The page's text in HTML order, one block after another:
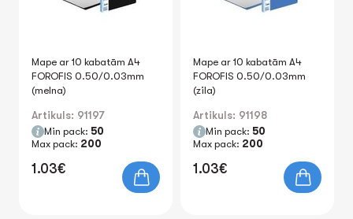
Mape ar 10 kabatām A4
FOROFIS 0.50/0.03mm
(melna)
Artikuls: 91197
Min pack: 50
Max pack: 200
1.03€
Mape ar 10 kabatām A4
FOROFIS 0.50/0.03mm
(zila)
Artikuls: 91198
Min pack: 50
Max pack: 200
1.03€